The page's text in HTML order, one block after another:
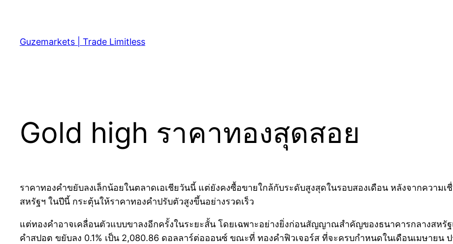
content
Guzemarkets | Trade Limitless
Gold high ราคาทองสุดสอย
ราคาทองคำขยับลงเล็กน้อยในตลาดเอเชียวันนี้ แต่ยังคงซื้อขายใกล้กับระดับสูงสุดในรอบสองเดือน หลังจากความ
สหรัฐฯ ในปีนี้ กระตุ้นให้ราคาทองคำปรับตัวสูงขึ้นอย่างรวดเร็ว
แต่ทองคำอาจเคลื่อนตัวแบบขาลงอีกครั้งในระยะสั้น โดยเฉพาะอย่างยิ่งก่อนสัญญาณสำคัญของธนาคารกลางสหรั
คำสปอต ขยับลง 0.1% เป็น 2,080.86 ดอลลาร์ต่อออนซ์ ขณะที่ ทองคำฟิวเจอร์ส ที่จะครบกำหนดในเดือนเมษายน